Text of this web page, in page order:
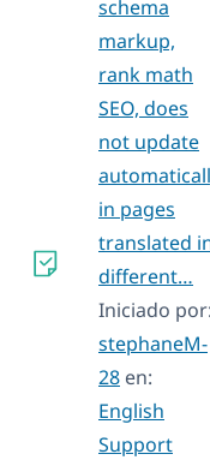
schema
markup,
rank math
SEO, does
not update
in pages
translated
different…
Iniciado por:
stephaneM-
28 en:
English
Support